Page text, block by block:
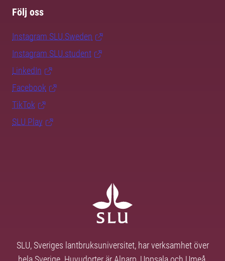
Följ oss
Instagram SLU.Sweden
Instagram SLU.student
LinkedIn
Facebook
TikTok
SLU Play
SLU, Sveriges lantbruksuniversitet, har verksamhet över